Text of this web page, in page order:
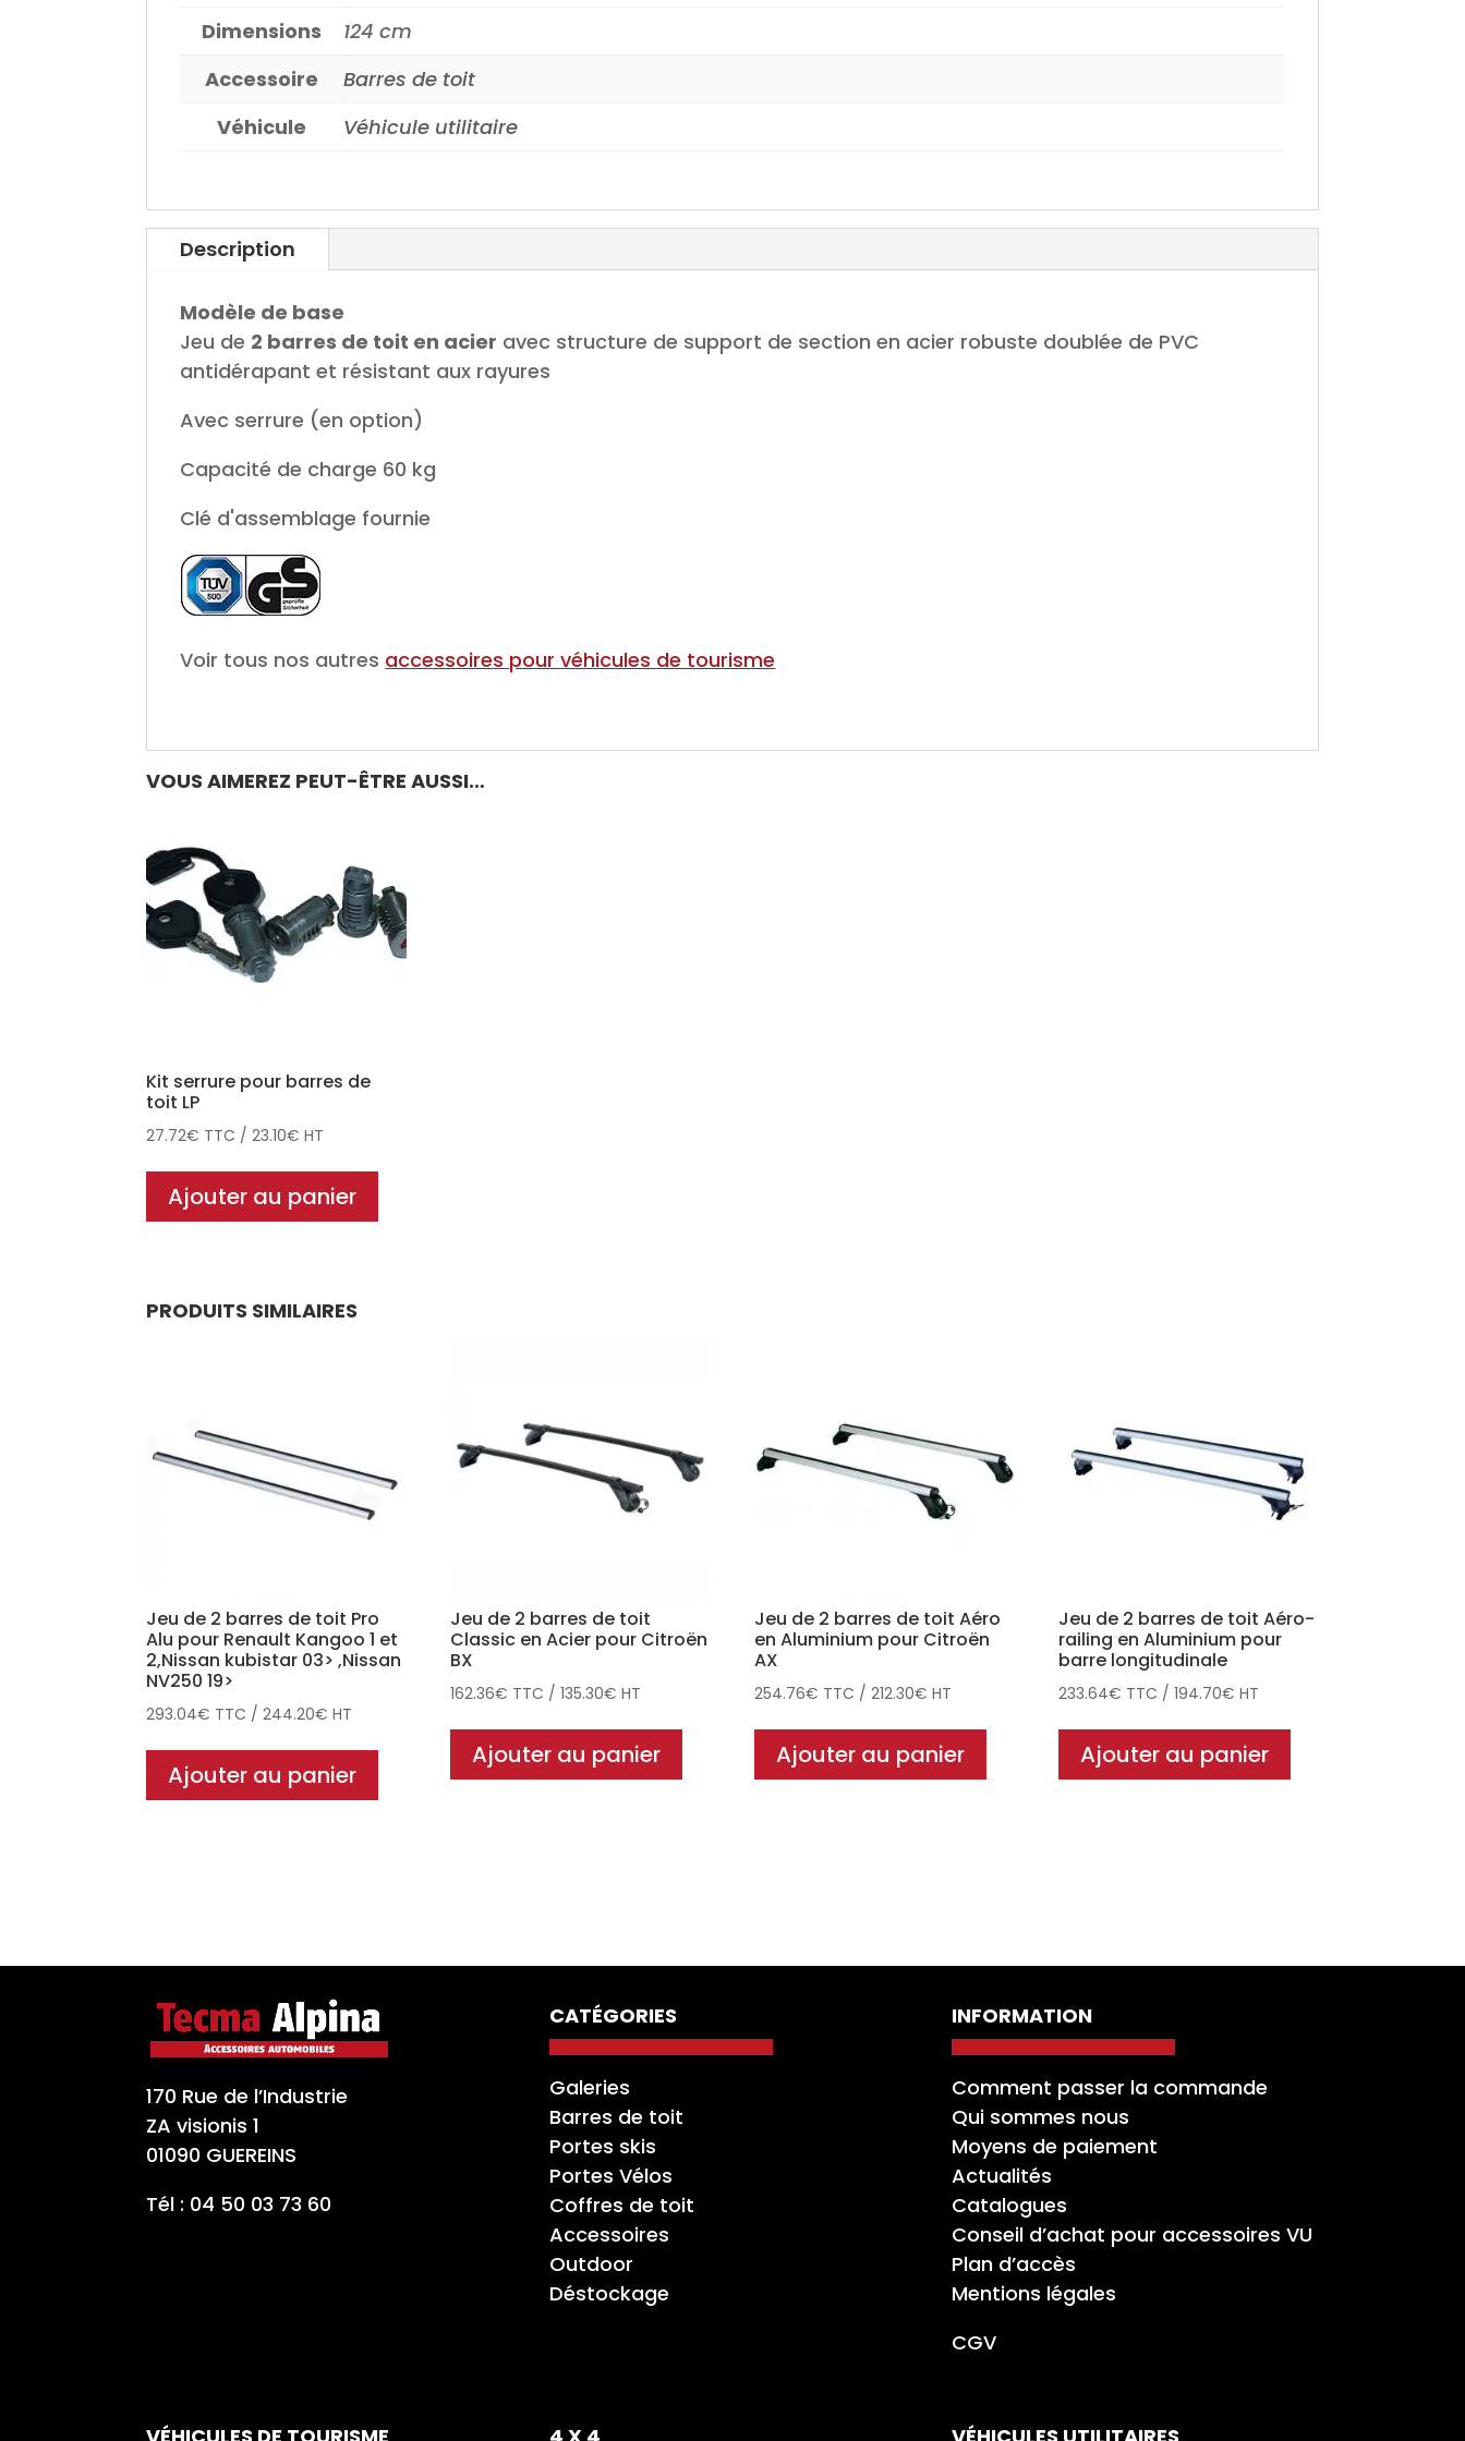
Dimensions
124 cm
Accessoire
Barres de toit
Véhicule
Véhicule utilitaire
Description
Modèle de base
Jeu de 2 barres de toit en acier avec structure de support de section en acier robuste doublée de PVC
antidérapant et résistant aux rayures
Avec serrure (en option)
Capacité de charge 60 kg
Clé d'assemblage fournie
Voir tous nos autres accessoires pour véhicules de tourisme
VOUS AIMEREZ PEUT-ÊTRE AUSSI…
Kit serrure pour barres de
toit LP
27.72€ TTC /23.10€ HT
Ajouter au panier
PRODUITS SIMILAIRES
Jeu de 2 barres de toit Pro
Alu pour Renault Kangoo 1 et
2,Nissan kubistar 03> ,Nissan
NV250 19>
293.04€ TTC /244.20€ HT
Ajouter au panier
Jeu de 2 barres de toit
Classic en Acier pour Citroën
BX
162.36€ TTC /135.30€ HT
Ajouter au panier
Jeu de 2 barres de toit Aéro
en Aluminium pour Citroën
AX
254.76€ TTC /212.30€ HT
Ajouter au panier
Jeu de 2 barres de toit Aéro-
railing en Aluminium pour
barre longitudinale
233.64€ TTC /194.70€ HT
Ajouter au panier
170 Rue de l’Industrie
ZA visionis 1
01090 GUEREINS
Tél : 04 50 03 73 60
CATÉGORIES
Galeries
Barres de toit
Portes skis
Portes Vélos
Coffres de toit
Accessoires
Outdoor
Déstockage
INFORMATION
Comment passer la commande
Qui sommes nous
Moyens de paiement
Actualités
Catalogues
Conseil d’achat pour accessoires VU
Plan d’accès
Mentions légales
CGV